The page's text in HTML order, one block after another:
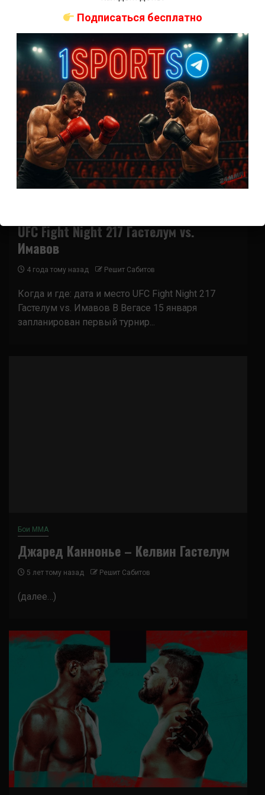
UFC Fight Night 217 Гастелум vs.
Имавов
4 года тому назад Решит Сабитов
Когда и где: дата и место UFC Fight Night 217
Гастелум vs. Имавов В Вегасе 15 января
запланирован первый турнир...
Бои ММА
Джаред Каннонье – Келвин Гастелум
5 лет тому назад Решит Сабитов
(далее…)
Подписаться бесплатно